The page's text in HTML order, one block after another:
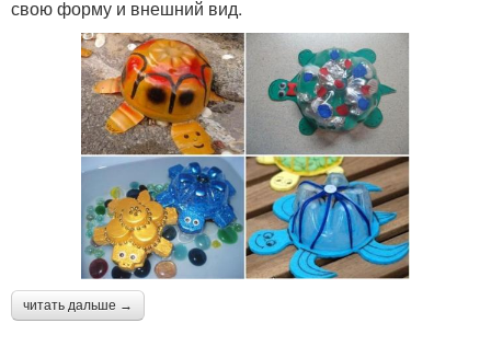
свою форму и внешний вид.
читать дальше →